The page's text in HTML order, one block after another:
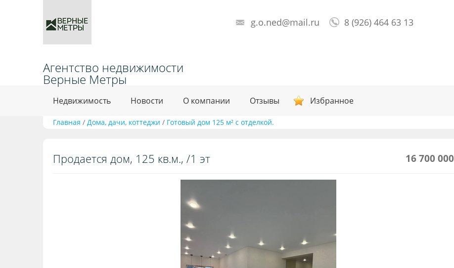
Агентство недвижимости
Верные Метры
g.o.ned@mail.ru 8 (926) 464 63 13
Недвижимость Новости О компании Отзывы Избранное
Главная / Дома, дачи, коттеджи / Готовый дом 125 м² с отделкой.
Продается дом, 125 кв.м., /1 эт 16 700 000